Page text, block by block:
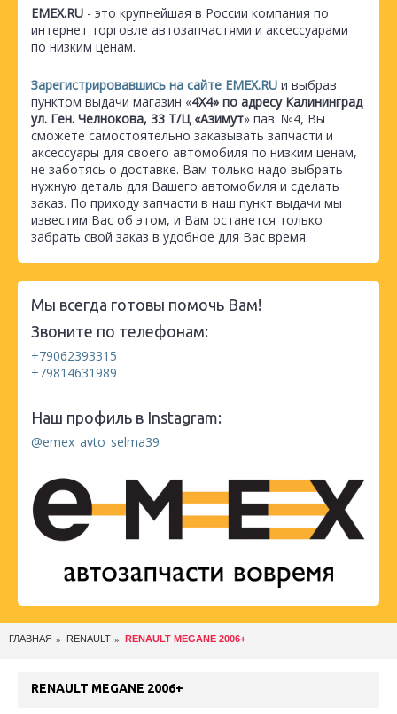
EMEX.RU - это крупнейшая в России компания по
интернет торговле автозапчастями и аксессуарами
по низким ценам.
Зарегистрировавшись на сайте EMEX.RU и выбрав
пунктом выдачи магазин «4Х4» по адресу Калининград
ул. Ген. Челнокова, 33 Т/Ц «Азимут» пав. №4, Вы
сможете самостоятельно заказывать запчасти и
аксессуары для своего автомобиля по низким ценам,
не заботясь о доставке. Вам только надо выбрать
нужную деталь для Вашего автомобиля и сделать
заказ. По приходу запчасти в наш пункт выдачи мы
известим Вас об этом, и Вам останется только
забрать свой заказ в удобное для Вас время.
Мы всегда готовы помочь Вам!
Звоните по телефонам:
+79062393315
+79814631989
Наш профиль в Instagram:
@emex_avto_selma39
ГЛАВНАЯ RENAULT RENAULT MEGANE 2006+
RENAULT MEGANE 2006+